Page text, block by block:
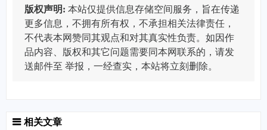
版权声明: 本站仅提供信息存储空间服务，旨在传递
更多信息，不拥有所有权，不承担相关法律责任，
不代表本网赞同其观点和对其真实性负责。如因作
品内容、版权和其它问题需要同本网联系的，请发
送邮件至 举报，一经查实，本站将立刻删除。
相关文章